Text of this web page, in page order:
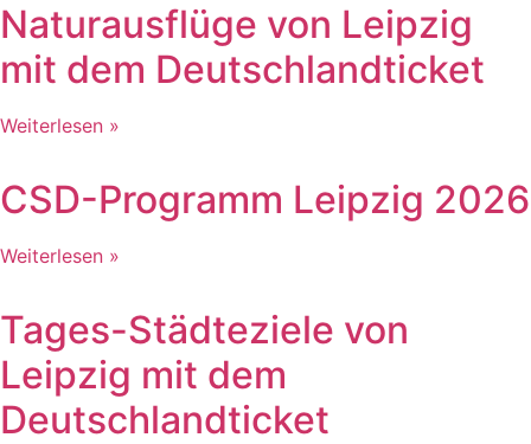
Naturausflüge von Leipzig
mit dem Deutschlandticket
Weiterlesen »
CSD-Programm Leipzig 2026
Weiterlesen »
Tages-Städteziele von
Leipzig mit dem
Deutschlandticket